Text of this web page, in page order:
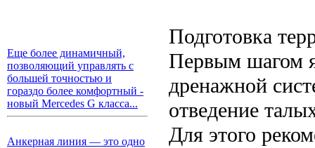
Еще более динамичный,
позволяющий управлять с
большей точностью и
гораздо более комфортный -
новый Mercedes G класса...
Анкерная линия — это одно
Подготовка
Первым шагом
дренажной
отведение
Для этого